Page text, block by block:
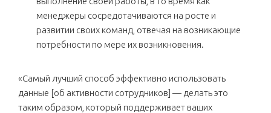
менеджеры сосредотачиваются на росте и
развитии своих команд, отвечая на возникающие
потребности по мере их возникновения.
«Самый лучший способ эффективно использовать
данные [об активности сотрудников] — делать это
таким образом, который поддерживает ваших